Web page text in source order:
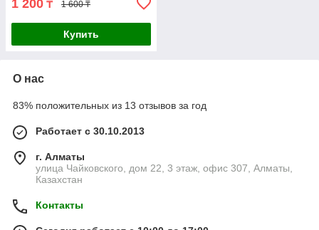
1 200 ₸ 1 600 ₸
Купить
О нас
83% положительных из 13 отзывов за год
Работает с 30.10.2013
г. Алматы
улица Чайковского, дом 22, 3 этаж, офис 307, Алматы,
Казахстан
Контакты